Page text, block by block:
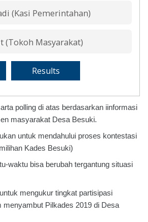
(Kasi Pemerintahan)
(Tokoh Masyarakat)
polling di atas berdasarkan iinformasi
masyarakat Desa Besuki.
untuk mendahului proses kontestasi
Kades Besuki)
waktu bisa berubah tergantung situasi
mengukur tingkat partisipasi
menyambut Pilkades 2019 di Desa